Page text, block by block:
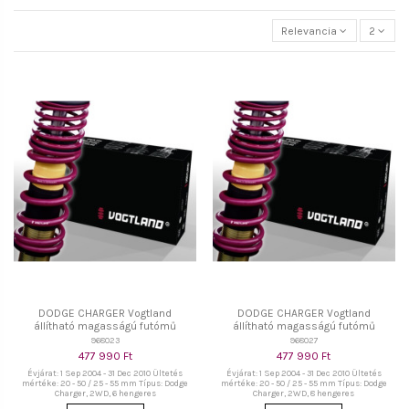
Relevancia 2
DODGE CHARGER Vogtland
állítható magasságú futómű
968023
477 990 Ft
Évjárat: 1 Sep 2004 - 31 Dec 2010 Ültetés
mértéke: 20 - 50 / 25 - 55 mm Típus: Dodge
Charger, 2WD, 6 hengeres
DODGE CHARGER Vogtland
állítható magasságú futómű
968027
477 990 Ft
Évjárat: 1 Sep 2004 - 31 Dec 2010 Ültetés
mértéke: 20 - 50 / 25 - 55 mm Típus: Dodge
Charger, 2WD, 8 hengeres